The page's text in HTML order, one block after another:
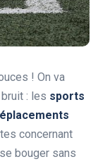
! On va
: les sports
concernant
bouger sans